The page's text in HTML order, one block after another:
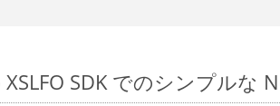
XSLFO SDK でのシンプルな